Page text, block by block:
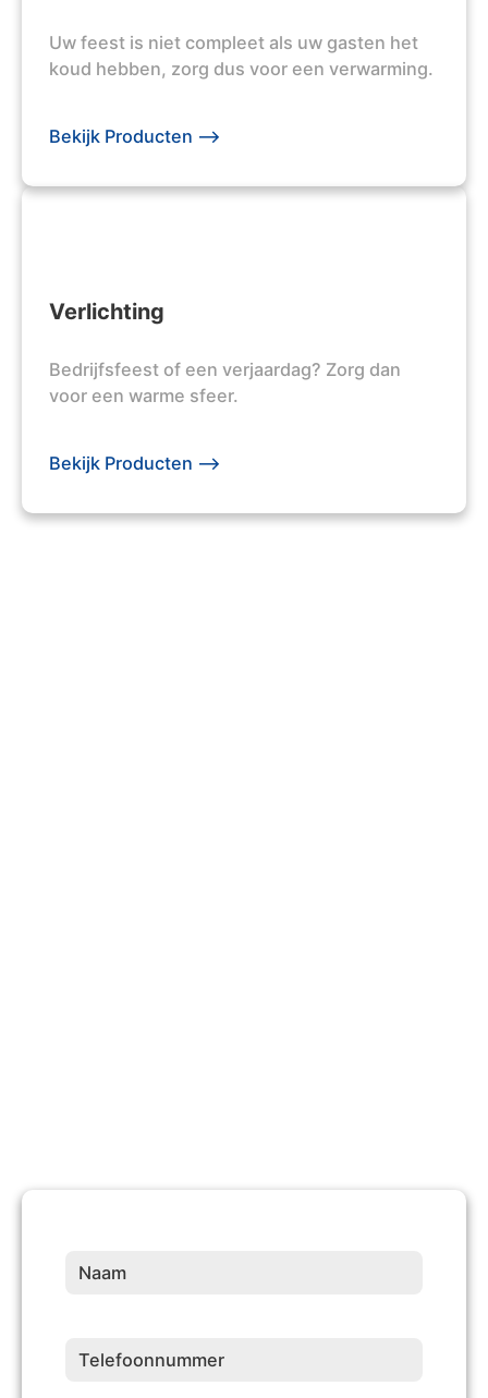
Uw feest is niet compleet als uw gasten het
koud hebben, zorg dus voor een verwarming.
Bekijk Producten -->
Verlichting
Bedrijfsfeest of een verjaardag? Zorg dan
voor een warme sfeer.
Bekijk Producten -->